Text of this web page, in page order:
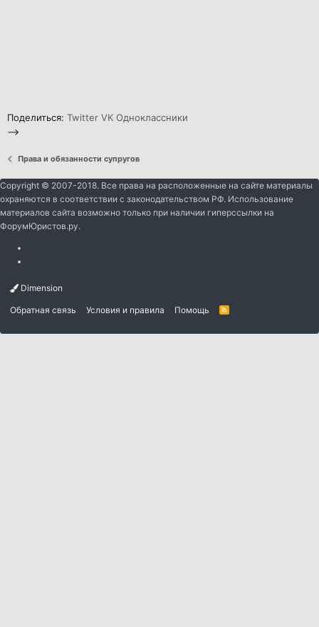
Поделиться: Twitter VK Одноклассники
-->
Права и обязанности супругов
Copyright © 2007-2018. Все права на расположенные на сайте материалы
охраняются в соответствии с законодательством РФ. Использование
материалов сайта возможно только при наличии гиперссылки на
ФорумЮристов.ру.
Dimension
Обратная связь Условия и правила Помощь